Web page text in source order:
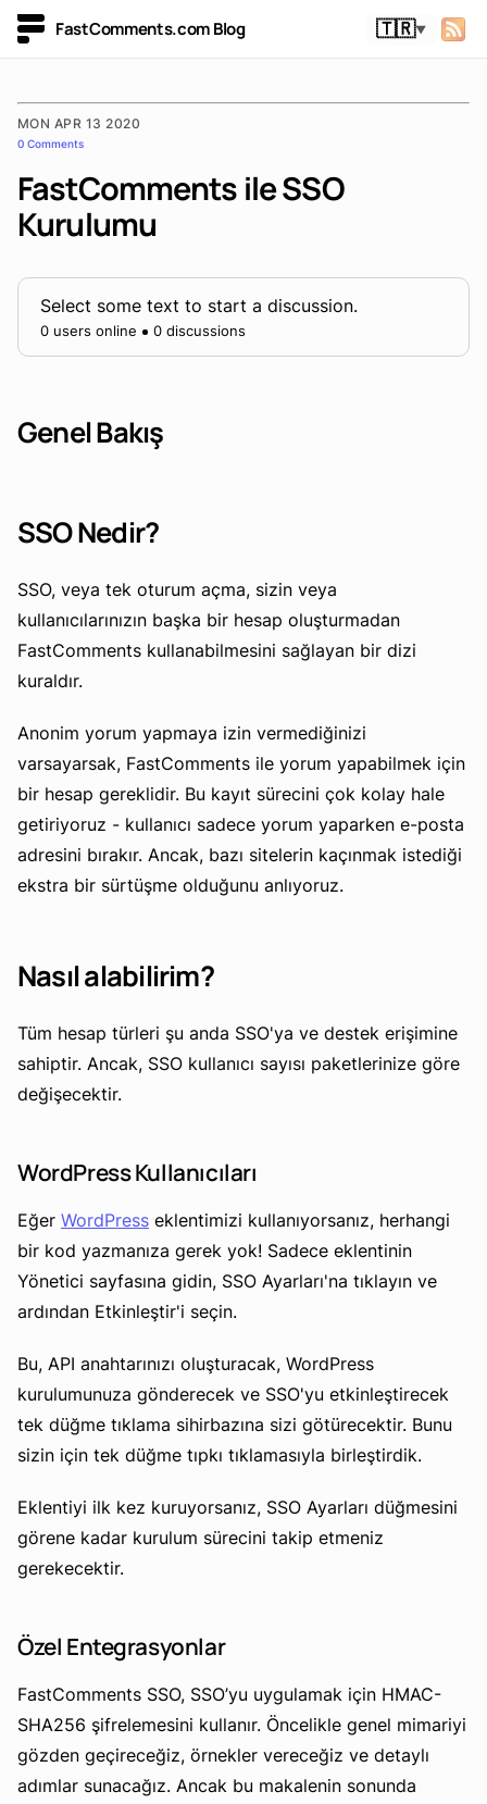
FastComments.com Blog 🇹🇷▼
MON APR 13 2020
0 Comments
FastComments ile SSO
Kurulumu
Select some text to start a discussion.
0 users online 0 discussions
Genel Bakış
SSO Nedir?
SSO, veya tek oturum açma, sizin veya
kullanıcılarınızın başka bir hesap oluşturmadan
FastComments kullanabilmesini sağlayan bir dizi
kuraldır.
Anonim yorum yapmaya izin vermediğinizi
varsayarsak, FastComments ile yorum yapabilmek için
bir hesap gereklidir. Bu kayıt sürecini çok kolay hale
getiriyoruz - kullanıcı sadece yorum yaparken e-posta
adresini bırakır. Ancak, bazı sitelerin kaçınmak istediği
ekstra bir sürtüşme olduğunu anlıyoruz.
Nasıl alabilirim?
Tüm hesap türleri şu anda SSO'ya ve destek erişimine
sahiptir. Ancak, SSO kullanıcı sayısı paketlerinize göre
değişecektir.
WordPress Kullanıcıları
Eğer WordPress eklentimizi kullanıyorsanız, herhangi
bir kod yazmanıza gerek yok! Sadece eklentinin
Yönetici sayfasına gidin, SSO Ayarları'na tıklayın ve
ardından Etkinleştir'i seçin.
Bu, API anahtarınızı oluşturacak, WordPress
kurulumunuza gönderecek ve SSO'yu etkinleştirecek
tek düğme tıklama sihirbazına sizi götürecektir. Bunu
sizin için tek düğme tıpkı tıklamasıyla birleştirdik.
Eklentiyi ilk kez kuruyorsanız, SSO Ayarları düğmesini
görene kadar kurulum sürecini takip etmeniz
gerekecektir.
Özel Entegrasyonlar
FastComments SSO, SSO’yu uygulamak için HMAC-
SHA256 şifrelemesini kullanır. Öncelikle genel mimariyi
gözden geçireceğiz, örnekler vereceğiz ve detaylı
adımlar sunacağız. Ancak bu makalenin sonunda